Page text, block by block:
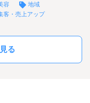
容
地域
客・売上アップ
る